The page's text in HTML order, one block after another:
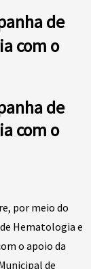
de
com o
de
com o
por meio do
Hematologia e
o apoio da
de